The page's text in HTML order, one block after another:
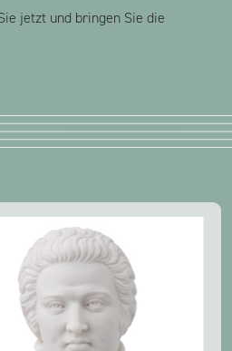
jetzt und bringen Sie die